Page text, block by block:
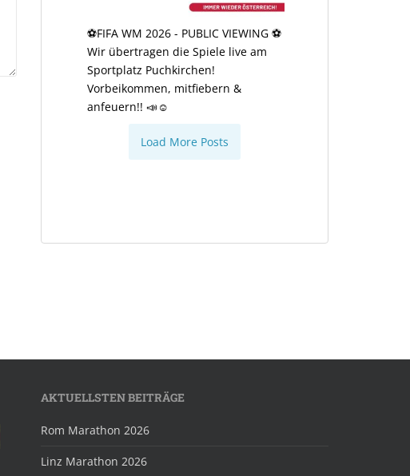
⚽️FIFA WM 2026 - PUBLIC VIEWING ⚽️
Wir übertragen die Spiele live am
Sportplatz Puchkirchen!
Vorbeikommen, mitfiebern &
anfeuern!! 📣☺️
Load More Posts
AKTUELLSTEN BEITRÄGE
Rom Marathon 2026
Linz Marathon 2026